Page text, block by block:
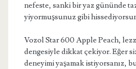
nefeste, sanki bir yaz gününde
yiyormuşsunuz gibi
Vozol Star 600 Apple Peach,
dengesiyle dikkat çekiyor. Eğer
deneyimi yaşamak istiyorsanız,